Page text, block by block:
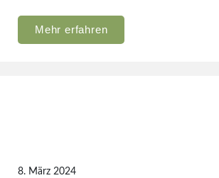
Mehr erfahren
8. März 2024